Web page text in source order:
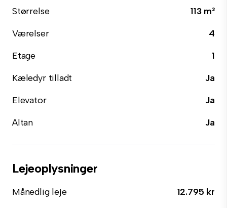
Størrelse
113 m²
Værelser
4
Etage
1
Kæledyr tilladt
Ja
Elevator
Ja
Altan
Ja
Lejeoplysninger
Månedlig leje
12.795 kr